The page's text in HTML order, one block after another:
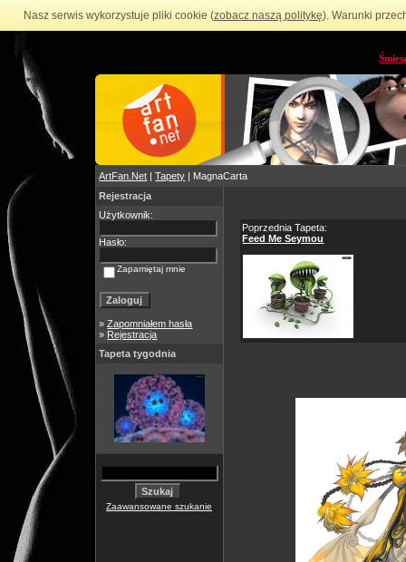
Nasz serwis wykorzystuje pliki cookie (zobacz naszą politykę). Warunki
ArtFan.Net |Tapety | MagnaCarta
Rejestracja
Użytkownik:
Hasło:
Zapamiętaj mnie
»Zapomniałem hasła
» Rejestracja
Tapeta tygodnia
Zaawansowane szukanie
Poprzednia Tapeta:
Feed Me Seymou